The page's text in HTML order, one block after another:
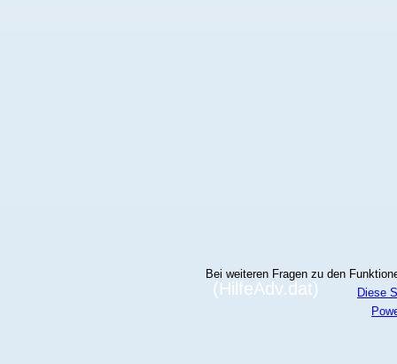
(HilfeAdv.dat)
Bei weiteren Fragen zu den
Diese